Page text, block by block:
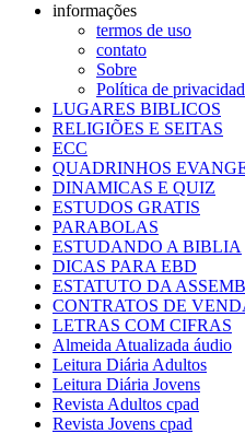
informações
termos de uso
contato
Sobre
Política de
LUGARES BIBLICOS
RELIGIÕES E SEITAS
ECC
QUADRINHOS
DINAMICAS E QUIZ
ESTUDOS GRATIS
PARABOLAS
ESTUDANDO A BIBLIA
DICAS PARA EBD
ESTATUTO DA
CONTRATOS DE
LETRAS COM CIFRAS
Almeida Atualizada áudio
Leitura Diária Adultos
Leitura Diária Jovens
Revista Adultos cpad
Revista Jovens cpad